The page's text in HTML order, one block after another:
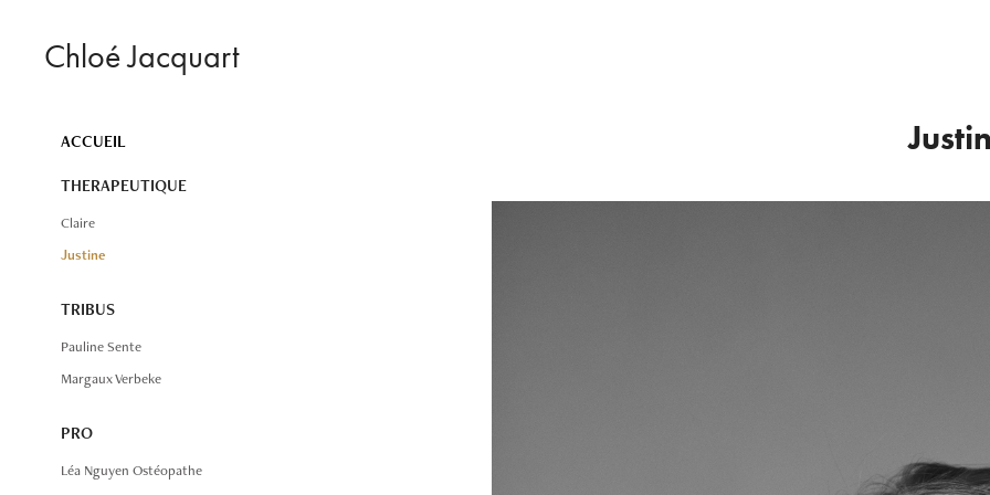
Chloé Jacquart
ACCUEIL
THERAPEUTIQUE
Claire
Justine
TRIBUS
Pauline Sente
Margaux Verbeke
PRO
Léa Nguyen Ostéopathe